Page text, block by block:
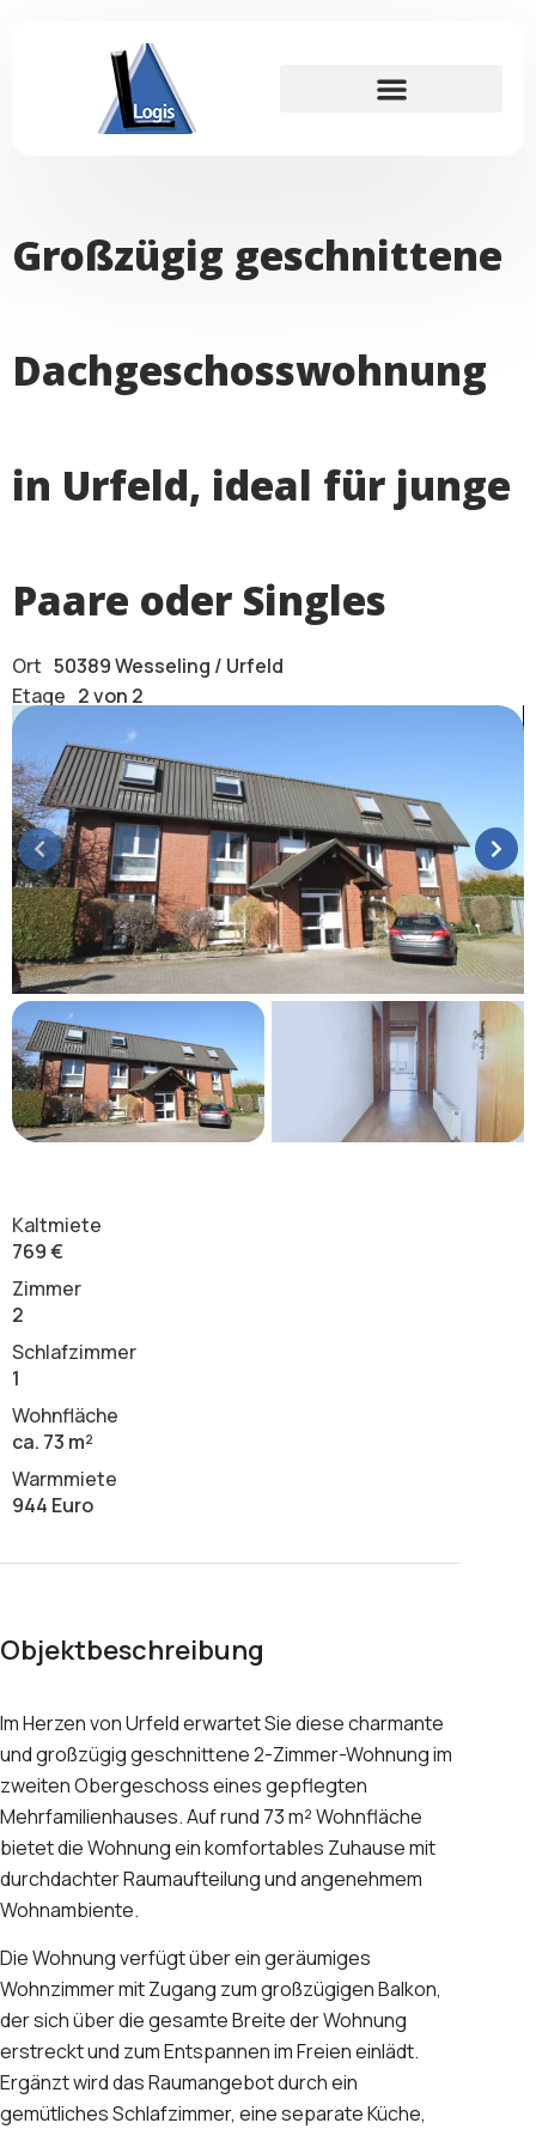
Großzügig geschnittene
Dachgeschosswohnung
in Urfeld, ideal für junge
Paare oder Singles
Ort 50389 Wesseling / Urfeld
Etage 2 von 2
Kaltmiete
769 €
Zimmer
2
Schlafzimmer
1
Wohnfläche
ca. 73 m²
Warmmiete
944 Euro
Objektbeschreibung
Im Herzen von Urfeld erwartet Sie diese charmante
und großzügig geschnittene 2-Zimmer-Wohnung im
zweiten Obergeschoss eines gepflegten
Mehrfamilienhauses. Auf rund 73 m² Wohnfläche
bietet die Wohnung ein komfortables Zuhause mit
durchdachter Raumaufteilung und angenehmem
Wohnambiente.
Die Wohnung verfügt über ein geräumiges
Wohnzimmer mit Zugang zum großzügigen Balkon,
der sich über die gesamte Breite der Wohnung
erstreckt und zum Entspannen im Freien einlädt.
Ergänzt wird das Raumangebot durch ein
gemütliches Schlafzimmer, eine separate Küche,